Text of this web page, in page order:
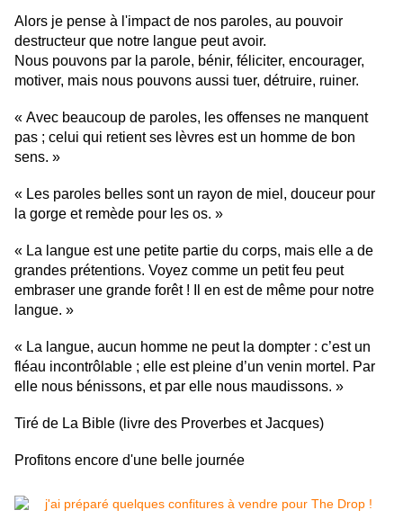
Alors je pense à l'impact de nos paroles, au pouvoir
destructeur que notre langue peut avoir.
Nous pouvons par la parole, bénir, féliciter, encourager,
motiver, mais nous pouvons aussi tuer, détruire, ruiner.
« Avec beaucoup de paroles, les offenses ne manquent
pas ; celui qui retient ses lèvres est un homme de bon
sens. »
« Les paroles belles sont un rayon de miel, douceur pour
la gorge et remède pour les os. »
« La langue est une petite partie du corps, mais elle a de
grandes prétentions. Voyez comme un petit feu peut
embraser une grande forêt ! Il en est de même pour notre
langue. »
« La langue, aucun homme ne peut la dompter : c’est un
fléau incontrôlable ; elle est pleine d’un venin mortel. Par
elle nous bénissons, et par elle nous maudissons. »
Tiré de La Bible (livre des Proverbes et Jacques)
Profitons encore d'une belle journée